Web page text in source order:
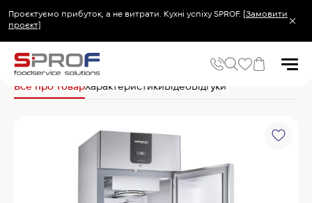
Проєктуємо прибуток, а не витрати. Кухні успіху SPROF. [Замовити
проєкт]
Популярні запити
Печі та пароконвектомати
Головна Холодильне та Морозильне обладнанняХолодильні та
Все про товарХарактеристикиВідеоВідгуки